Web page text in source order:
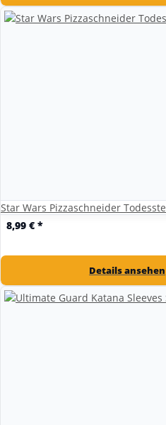
Star Wars Pizzaschneider
8,99 € *
Details ansehen